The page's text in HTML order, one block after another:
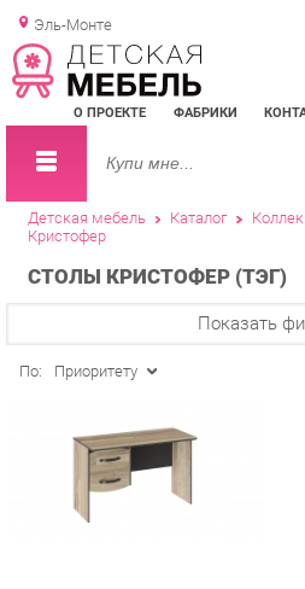
Эль-Монте
О ПРОЕКТЕ ФАБРИКИ
Детская мебель Каталог
Кристофер
СТОЛЫ КРИСТОФЕР (ТЭГ)